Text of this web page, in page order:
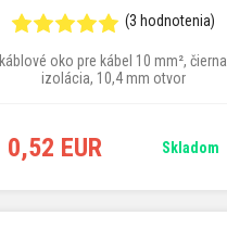
(3 hodnotenia)
káblové oko pre kábel 10 mm², čierna
izolácia, 10,4 mm otvor
0,52 EUR Skladom